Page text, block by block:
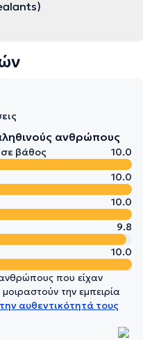
ανθρώπους
βάθος
10.0
10.0
10.0
9.8
10.0
που είχαν
την εμπειρία
αυθεντικότητά τους